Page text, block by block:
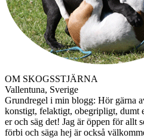
OM SKOGSSTJÄRNA
Vallentuna, Sverige
Grundregel i min blogg: Hör gärna
konstigt, felaktigt, obegripligt, dumt
er och säg det! Jag är öppen för allt
förbi och säga hej är också